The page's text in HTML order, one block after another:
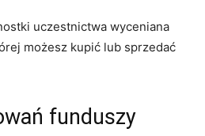
uczestnictwa wyceniana
możesz kupić lub sprzedać
funduszy